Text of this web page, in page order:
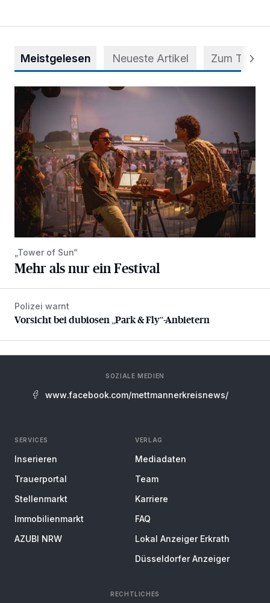
Meistgelesen Neueste Artikel Zum Thema
Mehr als nur ein Festival
„Tower of Sun“
Mehr als nur ein Festival
Vorsicht bei dubiosen „Park & Fly“-Anbietern
Polizei warnt
Vorsicht bei dubiosen „Park & Fly“-Anbietern
SOZIALE MEDIEN
www.facebook.com/mettmannerkreisnews/
SERVICES
Inserieren
Trauerportal
Stellenmarkt
Immobilienmarkt
AZUBI NRW
VERLAG
Mediadaten
Team
Karriere
FAQ
Lokal Anzeiger Erkrath
Düsseldorfer Anzeiger
RECHTLICHES